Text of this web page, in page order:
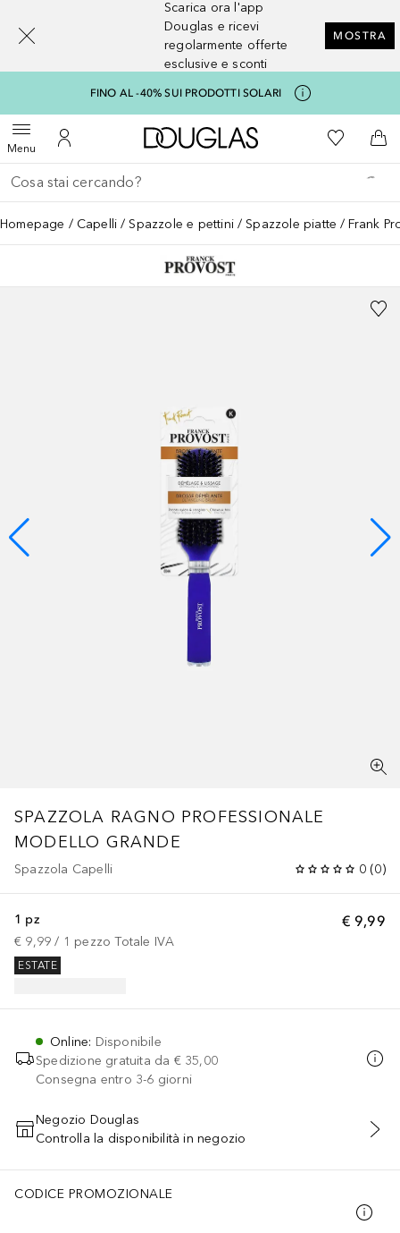
Scarica ora l'app
Douglas e ricevi
regolarmente offerte
esclusive e sconti
MOSTRA
FINO AL -40% SUI PRODOTTI SOLARI
MenuApri menuAl Mio Account
A Douglas HomeAlla Mia
Al
Torna indietro
Esegui ricerca
Homepage Capelli Spazzole e pettini Spazzole piatte Frank
SPAZZOLA RAGNO PROFESSIONALE
MODELLO GRANDE
Spazzola Capelli 0 (0)
€ 9,99
1 pz
€ 9,99 / 1 pezzo Totale IVA
ESTATE
Online: Disponibile
Spedizione gratuita da € 35,00
Consegna entro 3-6 giorni
AGGIUNGI AL CARRELLO
Negozio Douglas
Controlla la disponibilità in negozio
CODICE PROMOZIONALE
[navigation.slideout.screenreader]